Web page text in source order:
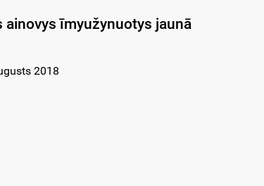
īmyužynuotys jaunā
2018